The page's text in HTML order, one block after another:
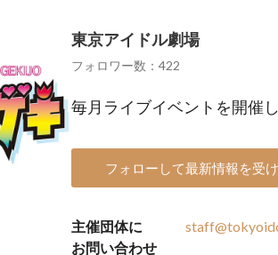
東京アイドル劇場
フォロワー数：422
毎月ライブイベントを開催
フォローして最新情報を受
主催団体に
お問い合わせ